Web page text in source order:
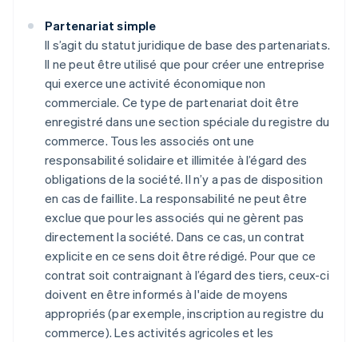
Partenariat simple
Il s’agit du statut juridique de base des partenariats.
Il ne peut être utilisé que pour créer une entreprise
qui exerce une activité économique non
commerciale. Ce type de partenariat doit être
enregistré dans une section spéciale du registre du
commerce. Tous les associés ont une
responsabilité solidaire et illimitée à l’égard des
obligations de la société. Il n’y a pas de disposition
en cas de faillite. La responsabilité ne peut être
exclue que pour les associés qui ne gèrent pas
directement la société. Dans ce cas, un contrat
explicite en ce sens doit être rédigé. Pour que ce
contrat soit contraignant à l’égard des tiers, ceux-ci
doivent en être informés à l'aide de moyens
appropriés (par exemple, inscription au registre du
commerce). Les activités agricoles et les